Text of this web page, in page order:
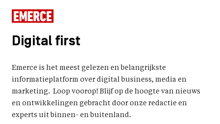
Digital first
Emerce is het meest gelezen en belangrijkste
informatieplatform over digital business, media en
marketing. Loop voorop! Blijf op de hoogte van nieuws
en ontwikkelingen gebracht door onze redactie en
experts uit binnen- en buitenland.